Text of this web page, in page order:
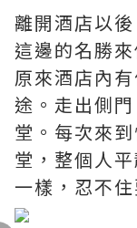
離開酒店以
這邊的名勝
原來酒店內
途。走出側
堂。每次來
堂，整個人
一樣，忍不